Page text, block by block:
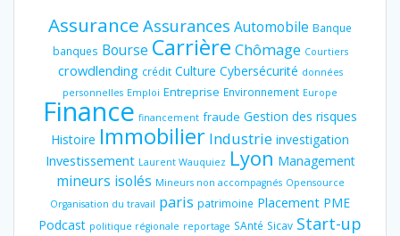
Assurance Assurances Automobile Banque
banques Bourse Carrière Chômage Courtiers
crowdlending crédit Culture Cybersécurité données
personnelles Emploi Entreprise Environnement Europe
Finance financement fraude Gestion des risques
Histoire Immobilier Industrie investigation
Investissement Laurent Wauquiez Lyon Management
mineurs isolés Mineurs non accompagnés Opensource
Organisation du travail paris patrimoine Placement PME
Podcast politique régionale reportage SAnté Sicav Start-up